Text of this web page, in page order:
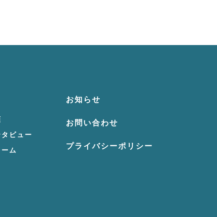
ビュー
ム
お知らせ
お問い合わせ
プライバシーポリシー